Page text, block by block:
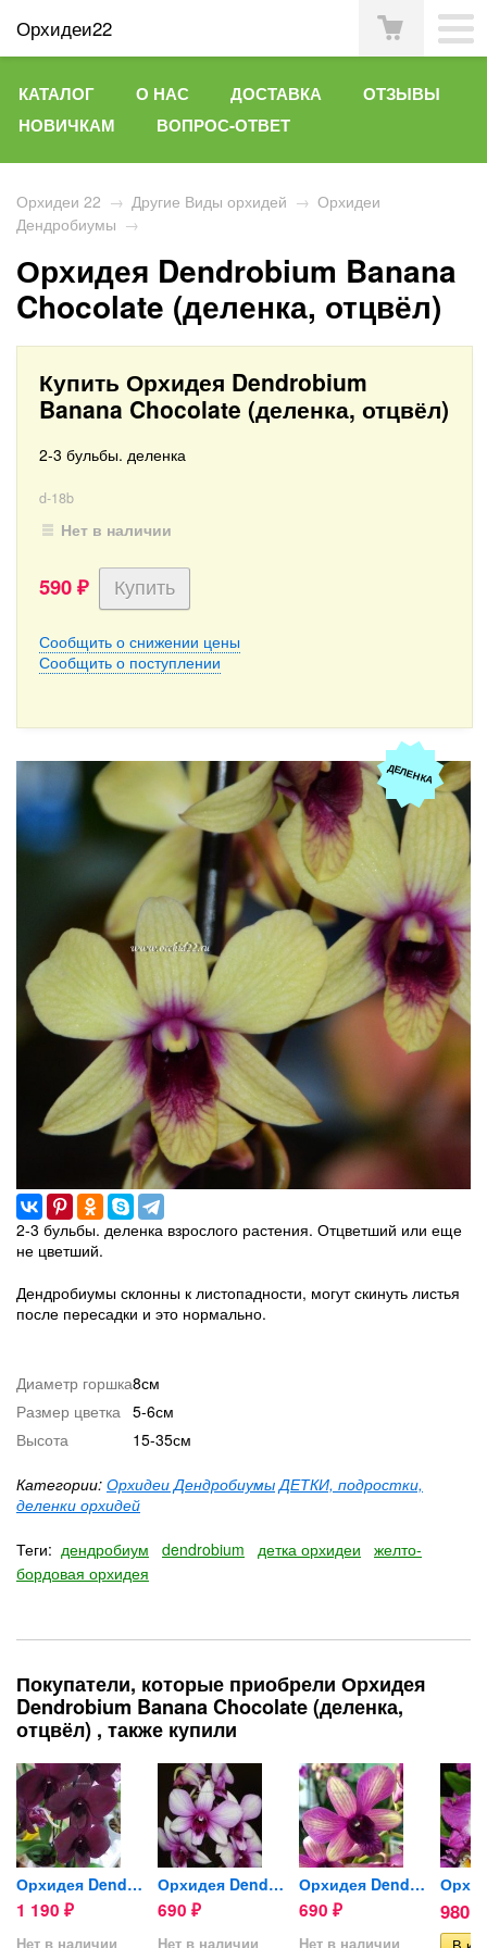
Орхидеи22
КАТАЛОГ О НАС ДОСТАВКА
ОТЗЫВЫ
НОВИЧКАМ
ВОПРОС-ОТВЕТ
Орхидеи 22 → Другие Виды орхидей → Орхидеи
Дендробиумы →
Орхидея Dendrobium Banana
Chocolate (деленка, отцвёл)
Купить Орхидея Dendrobium
Banana Chocolate (деленка, отцвёл)
2-3 бульбы. деленка
d-18b
Нет в наличии
590 ₽
Сообщить о снижении цены
Сообщить о поступлении
ДЕЛЕНКА
2-3 бульбы. деленка взрослого растения. Отцветший или еще
не цветший.
Дендробиумы склонны к листопадности, могут скинуть листья
после пересадки и это нормально.
Диаметр горшка8см
Размер цветка 5-6см
Высота
15-35см
Категории: Орхидеи Дендробиумы ДЕТКИ, подростки,
деленки орхидей
Теги: дендробиум dendrobium детка орхидеи
желто-
бордовая орхидея
Покупатели, которые приобрели Орхидея
Dendrobium Banana Chocolate (деленка,
отцвёл) , также купили
Орхидея Dendrobium Thailand...
1 190 ₽
Нет в наличии
Орхидея Dendrobium Polar...
690 ₽
Нет в наличии
Орхидея Dendrobium Sunny...
690 ₽
Нет в наличии
980